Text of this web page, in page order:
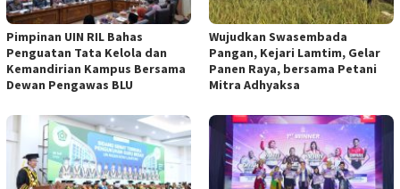
Pimpinan UIN RIL Bahas
Penguatan Tata Kelola dan
Kemandirian Kampus Bersama
Dewan Pengawas BLU
Wujudkan Swasembada
Pangan, Kejari Lamtim, Gelar
Panen Raya, bersama Petani
Mitra Adhyaksa